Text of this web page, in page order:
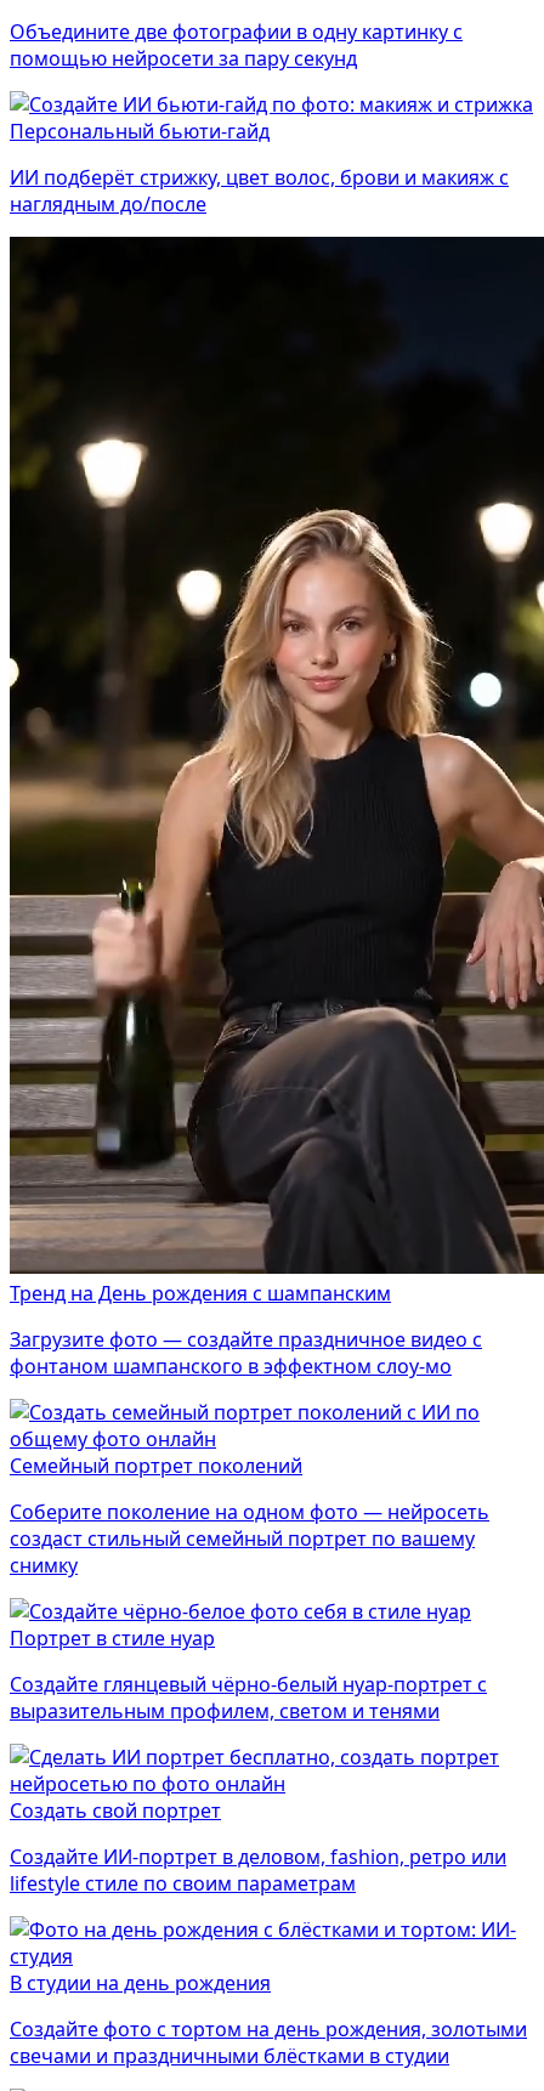
Объедините две фотографии в одну картинку с
помощью нейросети за пару секунд
Персональный бьюти-гайд
ИИ подберёт стрижку, цвет волос, брови и макияж с
наглядным до/после
Тренд на День рождения с шампанским
Загрузите фото — создайте праздничное видео с
фонтаном шампанского в эффектном слоу-мо
Семейный портрет поколений
Соберите поколение на одном фото — нейросеть
создаст стильный семейный портрет по вашему
снимку
Портрет в стиле нуар
Создайте глянцевый чёрно-белый нуар-портрет с
выразительным профилем, светом и тенями
Создать свой портрет
Создайте ИИ-портрет в деловом, fashion, ретро или
lifestyle стиле по своим параметрам
В студии на день рождения
Создайте фото с тортом на день рождения, золотыми
свечами и праздничными блёстками в студии